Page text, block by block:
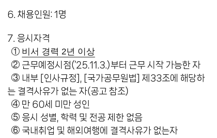
6. 채용인원: 1명
7. 응시자격
① 비서 경력 2년 이상
② 근무예정시점('25.11.3.)부터 근무 시작 가능한 자
③ 내부 [인사규정], [국가공무원법] 제33조에 해당하
는 결격사유가 없는 자(공고 참조)
④ 만 60세 미만 성인
⑤ 응시 성별, 학력 및 전공 제한 없음
⑥ 국내취업 및 해외여행에 결격사유가 없는자